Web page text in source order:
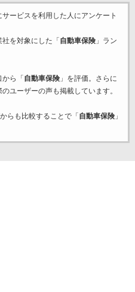
ービスを利用した 人にアンケート
社を対象にした「 自動車保険」ラン
ら「 自動車保険」を評価。さらに
ユーザーの声も掲載しています。
らも比較することで「 自動車保険」